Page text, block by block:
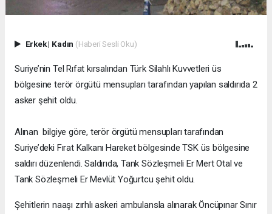
Erkek| Kadın (Haberi Sesli Oku)
Suriye’nin Tel Rıfat kırsalından Türk Silahlı Kuvvetleri üs
bölgesine terör örgütü mensupları tarafından yapılan saldırıda 2
asker şehit oldu.
Alınan bilgiye göre, terör örgütü mensupları tarafından
Suriye’deki Fırat Kalkanı Hareket bölgesinde TSK üs bölgesine
saldırı düzenlendi. Saldırıda, Tank Sözleşmeli Er Mert Otal ve
Tank Sözleşmeli Er Mevlüt Yoğurtcu şehit oldu.
Şehitlerin naaşı zırhlı askeri ambulansla alınarak Öncüpınar Sınır